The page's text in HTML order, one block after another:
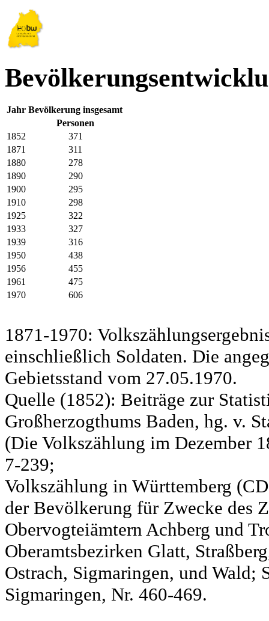
Jahr Bevölkerung insgesamt
Personen
1852
371
1871
311
1880
278
1890
290
1900
295
1910
298
1925
322
1933
327
1939
316
1950
438
1956
455
1961
475
1970
606
1871-1970:
einschließlich Soldaten. Die
Gebietsstand vom 27.05.1970.
Quelle (1852): Beiträge zur
Großherzogthums Baden, hg. v.
(Die Volkszählung im Dezember
7-239;
Volkszählung in Württemberg
der Bevölkerung für Zwecke des
Obervogteiämtern Achberg und
Oberamtsbezirken Glatt,
Ostrach, Sigmaringen, und Wald;
Sigmaringen, Nr. 460-469.